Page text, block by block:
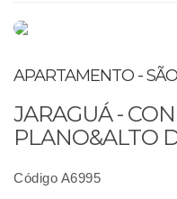
APARTAMENTO -
JARAGUÁ -
PLANO&ALTO
Código A6995